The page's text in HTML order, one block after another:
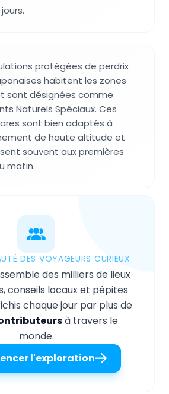
protégées de perdrix
habitent les zones
sont désignées comme
Naturels Spéciaux. Ces
sont bien adaptés à
de haute altitude et
souvent aux premières
matin.
DES VOYAGEURS CURIEUX
des milliers de lieux
conseils locaux et pépites
chaque jour par plus de
à travers le
monde.
l'exploration